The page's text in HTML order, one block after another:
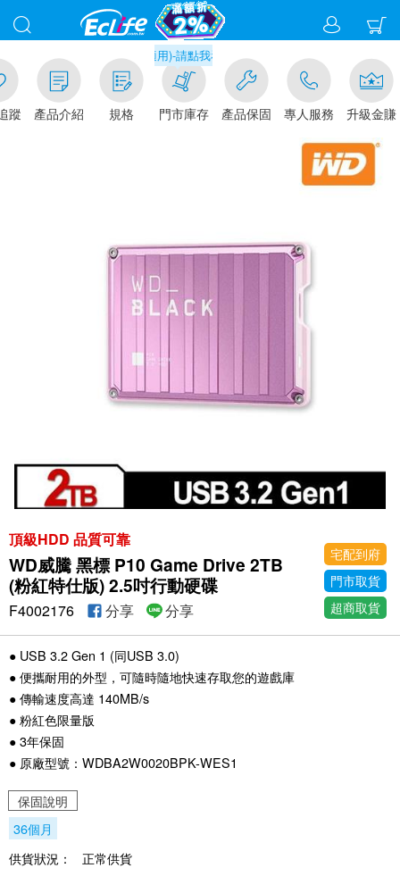
蹤 產品介紹 規格
貨現折1%(部分商品不適用)-請點我看
門市庫存 產品保固 專人服務 升級金賺
頂級HDD 品質可靠
WD威騰 黑標 P10 Game Drive 2TB
(粉紅特仕版) 2.5吋行動硬碟
宅配到府
門市取貨
超商取貨
F4002176 分享 分享
● USB 3.2 Gen 1 (同USB 3.0)
● 便攜耐用的外型，可隨時隨地快速存取您的遊戲庫
● 傳輸速度高達 140MB/s
● 粉紅色限量版
● 3年保固
● 原廠型號：WDBA2W0020BPK-WES1
保固說明
36個月
供貨狀況：
正常供貨